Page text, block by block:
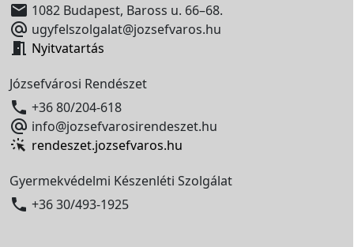
 1082 Budapest, Baross u. 66–68.
 ugyfelszolgalat@jozsefvaros.hu
 Nyitvatartás
Józsefvárosi Rendészet
 +36 80/204-618
 info@jozsefvarosirendeszet.hu
rendeszet.jozsefvaros.hu
Gyermekvédelmi Készenléti Szolgálat
 +36 30/493-1925